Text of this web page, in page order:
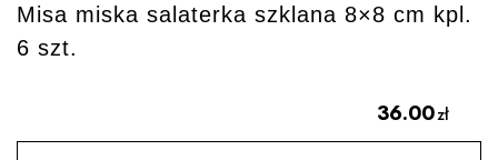
Misa miska salaterka szklana 8×8 cm kpl.
6 szt.
36.00zł